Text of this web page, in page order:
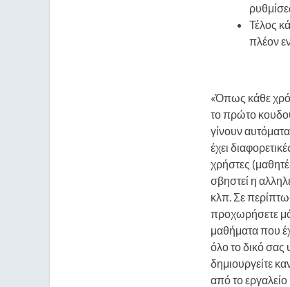
Τέλος
πλέον
«Όπως κάθε
το πρώτο
γίνουν
έχει
χρήστες
σβηστεί η
κλπ. Σε
προχωρήσετε
μαθήματα που
όλο το δικό σας
δημιουργείτε
από το